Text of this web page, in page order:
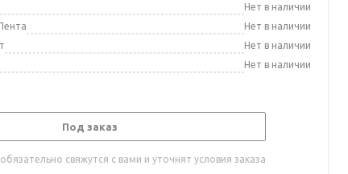
Нет в наличии
Нет в наличии
Нет в наличии
Нет в наличии
Под заказ
свяжутся с вами и уточнят условия заказа